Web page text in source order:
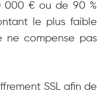
000 € ou de 90 %
le plus faible
ne compense pas
SSL afin de